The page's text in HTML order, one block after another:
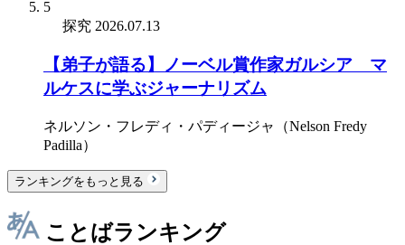
5
探究 2026.07.13
【弟子が語る】ノーベル賞作家ガルシア゠マ
ルケスに学ぶジャーナリズム
ネルソン・フレディ・パディージャ（Nelson Fredy
Padilla）
ランキングをもっと見る
ことばランキング